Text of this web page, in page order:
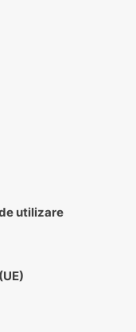
utilizare